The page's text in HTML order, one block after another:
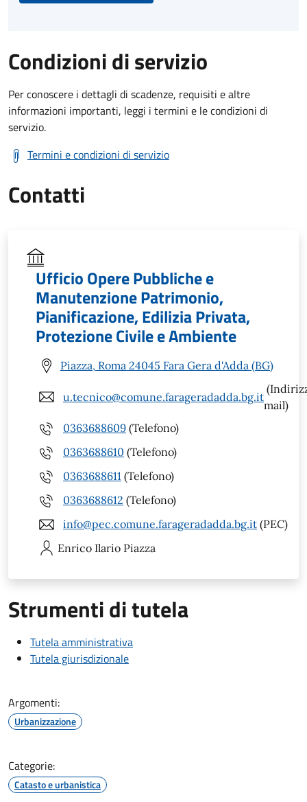
Condizioni di servizio
Per conoscere i dettagli di scadenze, requisiti e altre
informazioni importanti, leggi i termini e le condizioni di
servizio.
Termini e condizioni di servizio
Contatti
Ufficio Opere Pubbliche e
Manutenzione Patrimonio,
Pianificazione, Edilizia Privata,
Protezione Civile e Ambiente
Piazza, Roma 24045 Fara Gera d'Adda (BG)
u.tecnico@comune.farageradadda.bg.it
mail)
0363688609 (Telefono)
0363688610 (Telefono)
0363688611 (Telefono)
0363688612 (Telefono)
info@pec.comune.farageradadda.bg.it (PEC)
Enrico Ilario Piazza
Strumenti di tutela
Tutela amministrativa
Tutela giurisdizionale
Argomenti:
Urbanizzazione
Categorie:
Catasto e urbanistica